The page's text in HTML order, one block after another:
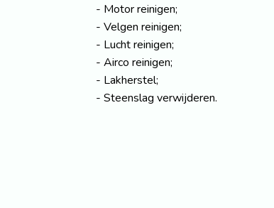
Motor reinigen;
Velgen reinigen;
Lucht reinigen;
Airco reinigen;
Lakherstel;
Steenslag verwijderen.